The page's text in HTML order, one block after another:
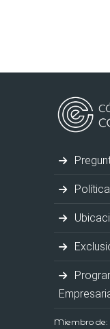
Miembro de: